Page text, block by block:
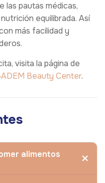
las pautas médicas,
equilibrada. Así
más facilidad y
visita la página de
Beauty Center.
alimentos